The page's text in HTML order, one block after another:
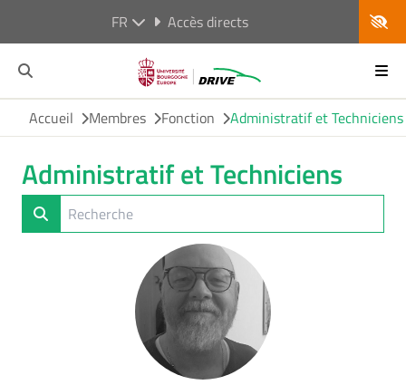
FR Accès directs
Accueil Membres Fonction Administratif et Techniciens
Administratif et Techniciens